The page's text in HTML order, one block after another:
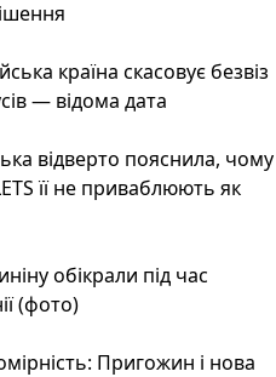
країна скасовує безвіз
— відома дата
відверто пояснила, чому
її не приваблюють як
обікрали під час
(фото)
Пригожин і нова